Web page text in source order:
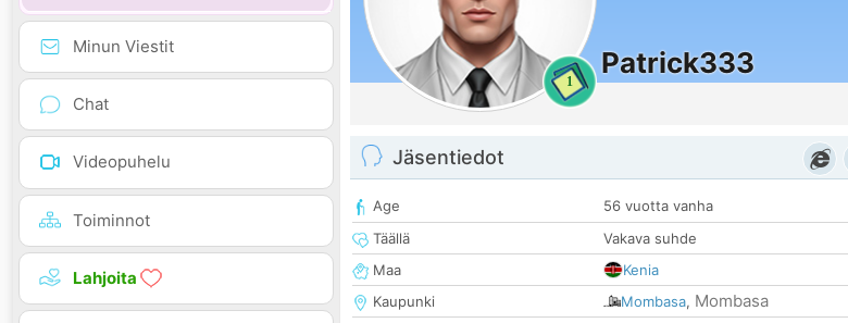
Minun Viestit
Chat
Videopuhelu
Toiminnot
Lahjoita
1
Patrick333
Jäsentiedot
Age
56 vuotta vanha
Täällä
Vakava suhde
Maa
Kenia
Kaupunki
Mombasa, Mombasa